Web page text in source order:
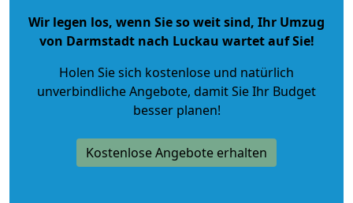
Wir legen los, wenn Sie so weit sind, Ihr Umzug
von Darmstadt nach Luckau wartet auf Sie!
Holen Sie sich kostenlose und natürlich
unverbindliche Angebote, damit Sie Ihr Budget
besser planen!
Kostenlose Angebote erhalten